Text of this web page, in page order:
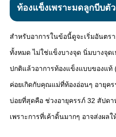
ท้องแข็งเพราะมดลูกบีบตัว
สำหรับอาการในข้อนี้ดูจะเริ่มอันตร
ทั้งหมด ไม่ใช่แข็งบางจุด นิ่มบางจุด
ปกติแล้วอาการท้องแข็งแบบของแ
ค่อยเกิดกับคุณแม่ที่ท้องอ่อนๆ อายุค
บ่อยที่สุดคือ ช่วงอายุครรภ์ 32 สัปด
เพราะการที่เค้าดิ้นมากๆ อาจส่งผล